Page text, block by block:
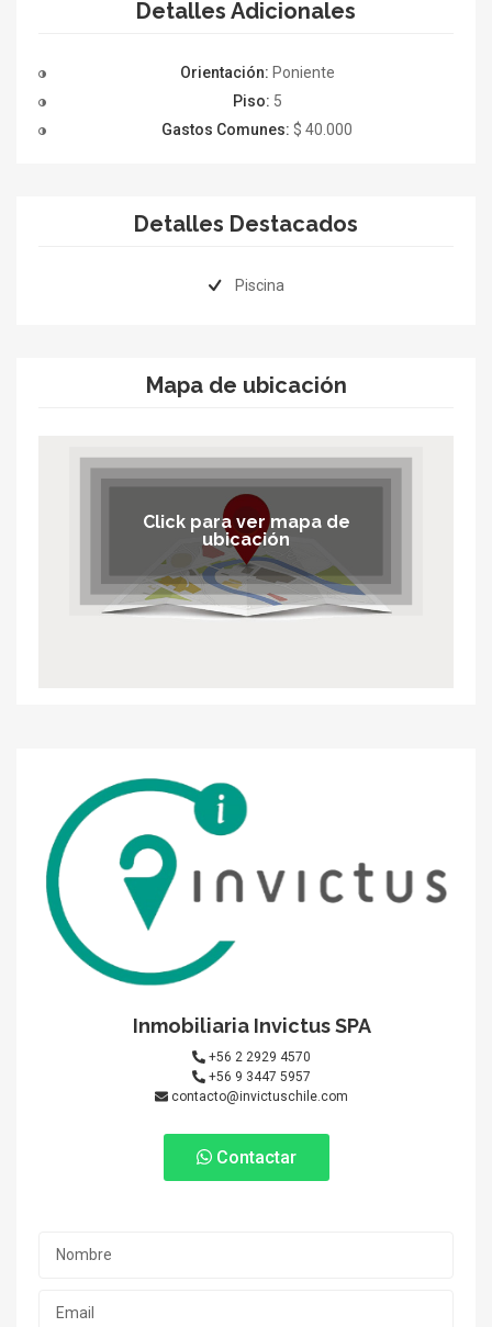
Detalles Adicionales
Orientación: Poniente
Piso: 5
Gastos Comunes: $ 40.000
Detalles Destacados
Piscina
Mapa de ubicación
Click para ver mapa de
ubicación
Inmobiliaria Invictus SPA
+56 2 2929 4570
+56 9 3447 5957
contacto@invictuschile.com
Contactar